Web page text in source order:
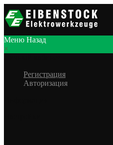
Меню Назад
×
Регистрация
Авторизация